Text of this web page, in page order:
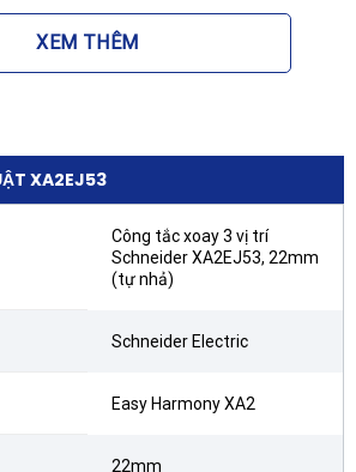
vệ cao:Thiết bị đạt các chứng chỉ
điện, đảm bảo khả năng chống
dụng công tắc xoay 3 vị
xoay 3 vị trí Schneider XA2EJ53,
lại sự an tâm tuyệt đối về tính an
hoạt động khi không có người
ưu hóa hiệu suất làm việc của
XEM THÊM
XA2EJ53
Công tắc xoay 3 vị trí
Schneider XA2EJ53, 22mm
(tự nhả)
Schneider Electric
Easy Harmony XA2
22mm